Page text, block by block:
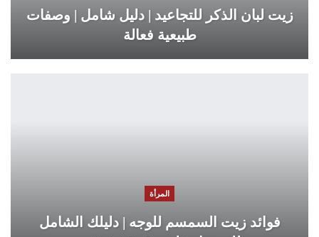
زيت لبان الذكر للتجاعيد | دليل شامل | وصفات
طبيعية فعالة
المرأة
فوائد زيت السمسم للوجه | دليلك الشامل